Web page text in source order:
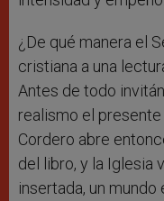
¿De qué manera el
cristiana a una
Antes de todo
realismo el
Cordero abre
del libro, y la Iglesia
insertada, un